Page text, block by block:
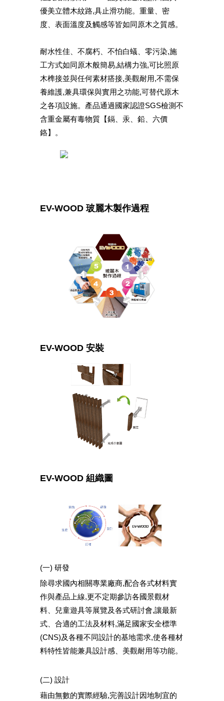
優美立體木紋路,具止滑功能。重量、密
度、表面溫度及觸感等皆如同原木之質感。
耐水性佳、不腐朽、不怕白蟻、零污染,施
工方式如同原木般簡易,結構力強,可比照原
木榫接並與任何素材搭接,美觀耐用,不需保
養維護,兼具環保與實用之功能,可替代原木
之各項設施。產品通過國家認證SGS檢測不
含重金屬有毒物質【鎘、汞、鉛、六價
鉻】。
EV-WOOD 玻麗木製作過程
EV-WOOD 安裝
EV-WOOD 組織圖
(一) 研發
除尋求國內相關專業廠商,配合各式材料實
作與產品上線,更不定期參訪各國景觀材
料、兒童遊具等展覽及各式研討會,讓最新
式、合適的工法及材料,滿足國家安全標準
(CNS)及各種不同設計的基地需求,使各種材
料特性皆能兼具設計感、美觀耐用等功能。
(二) 設計
藉由無數的實際經驗,完善設計因地制宜的